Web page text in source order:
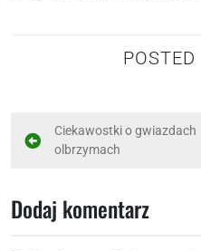
POSTED
N
i
Ciekawostki o gwiazdach
olbrzymach
Dodaj komentarz